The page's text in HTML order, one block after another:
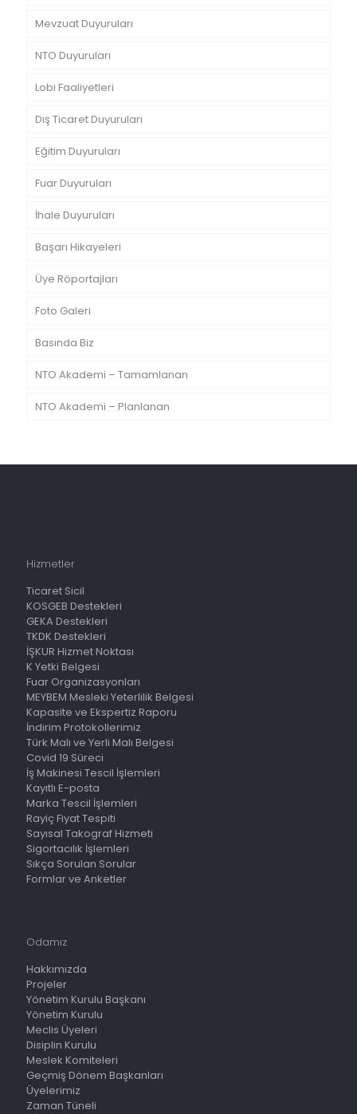
Mevzuat Duyuruları
NTO Duyuruları
Lobi Faaliyetleri
Dış Ticaret Duyuruları
Eğitim Duyuruları
Fuar Duyuruları
İhale Duyuruları
Başarı Hikayeleri
Üye Röportajları
Foto Galeri
Basında Biz
NTO Akademi – Tamamlanan
NTO Akademi – Planlanan
Hizmetler
Ticaret Sicil
KOSGEB Destekleri
GEKA Destekleri
TKDK Destekleri
İŞKUR Hizmet Noktası
K Yetki Belgesi
Fuar Organizasyonları
MEYBEM Mesleki Yeterlilik Belgesi
Kapasite ve Ekspertiz Raporu
İndirim Protokollerimiz
Türk Malı ve Yerli Malı Belgesi
Covid 19 Süreci
İş Makinesi Tescil İşlemleri
Kayıtlı E-posta
Marka Tescil İşlemleri
Rayiç Fiyat Tespiti
Sayısal Takograf Hizmeti
Sigortacılık İşlemleri
Sıkça Sorulan Sorular
Formlar ve Anketler
Odamız
Hakkımızda
Projeler
Yönetim Kurulu Başkanı
Yönetim Kurulu
Meclis Üyeleri
Disiplin Kurulu
Meslek Komiteleri
Geçmiş Dönem Başkanları
Üyelerimiz
Zaman Tüneli